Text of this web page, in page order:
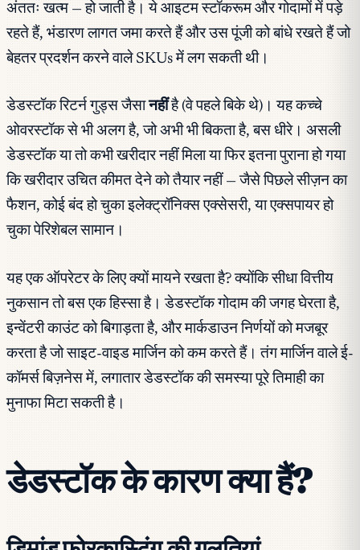
अंततः खत्म — हो जाती है। ये आइटम स्टॉकरूम और गोदामों में पड़े
रहते हैं, भंडारण लागत जमा करते हैं और उस पूंजी को बांधे रखते हैं जो
बेहतर प्रदर्शन करने वाले SKUs में लग सकती थी।
डेडस्टॉक रिटर्न गुड्स जैसानहींहै (वे पहले बिके थे)। यह कच्चे
ओवरस्टॉक से भी अलग है, जो अभी भी बिकता है, बस धीरे। असली
डेडस्टॉक या तो कभी खरीदार नहीं मिला या फिर इतना पुराना हो गया
कि खरीदार उचित कीमत देने को तैयार नहीं — जैसे पिछले सीज़न का
फैशन, कोई बंद हो चुका इलेक्ट्रॉनिक्स एक्सेसरी, या एक्सपायर हो
चुका पेरिशेबल सामान।
यह एक ऑपरेटर के लिए क्यों मायने रखता है? क्योंकि सीधा वित्तीय
नुकसान तो बस एक हिस्सा है। डेडस्टॉक गोदाम की जगह घेरता है,
इन्वेंटरी काउंट को बिगाड़ता है, और मार्कडाउन निर्णयों को मजबूर
करता है जो साइट-वाइड मार्जिन को कम करते हैं। तंग मार्जिन वाले ई-
कॉमर्स बिज़नेस में, लगातार डेडस्टॉक की समस्या पूरे तिमाही का
मुनाफा मिटा सकती है।
डेडस्टॉक के कारण क्या हैं?